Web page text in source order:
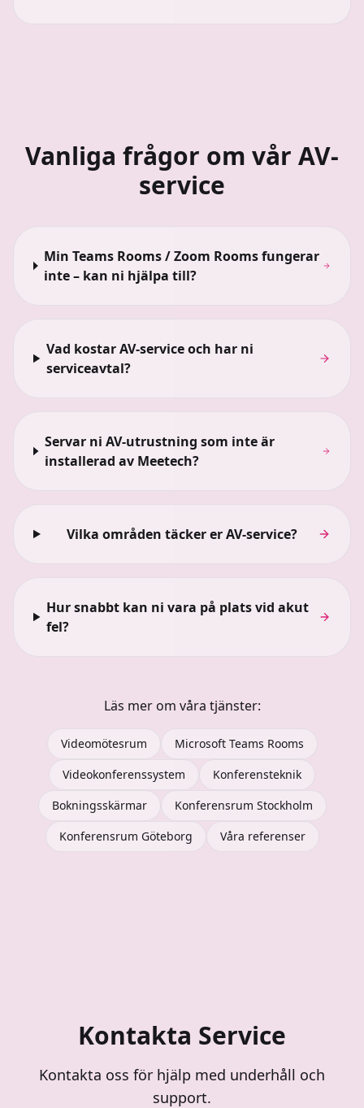
Vanliga frågor om vår AV-
service
Min Teams Rooms / Zoom Rooms fungerar
inte – kan ni hjälpa till?
Vad kostar AV-service och har ni
serviceavtal?
Servar ni AV-utrustning som inte är
installerad av Meetech?
Vilka områden täcker er AV-service?
Hur snabbt kan ni vara på plats vid akut
fel?
Läs mer om våra tjänster:
Videomötesrum
Microsoft Teams Rooms
Videokonferenssystem
Konferensteknik
Bokningsskärmar
Konferensrum Stockholm
Konferensrum Göteborg
Våra referenser
Kontakta Service
Kontakta oss för hjälp med underhåll och
support.